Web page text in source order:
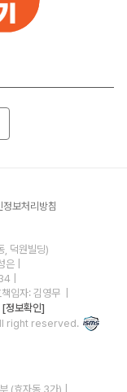
정보처리방침
덕원빌딩)
은 |
책임자: 김영무
[정보확인]
right reserved.
(효자동 3가) |